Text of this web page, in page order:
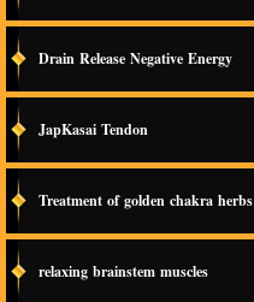
Drain Release Negative Energy
JapKasai Tendon
Treatment of golden chakra herbs
relaxing brainstem muscles